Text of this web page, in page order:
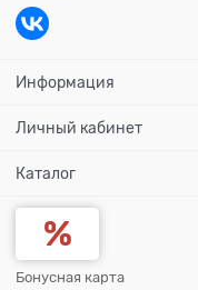
Информация
Личный кабинет
Каталог
Бонусная карта